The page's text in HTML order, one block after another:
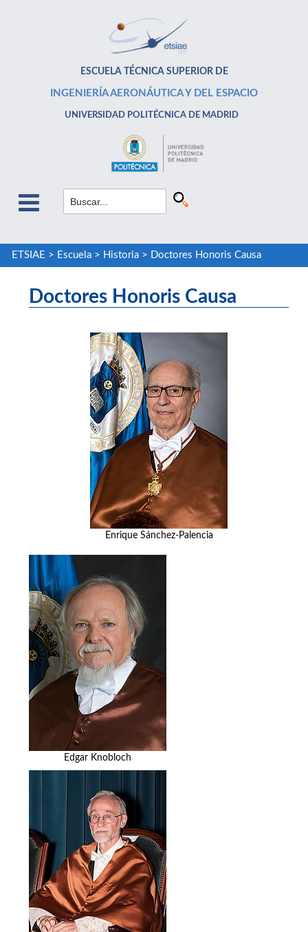
ESCUELA TÉCNICA SUPERIOR DE
INGENIERÍA AERONÁUTICA Y DEL ESPACIO
UNIVERSIDAD POLITÉCNICA DE MADRID
ETSIAE > Escuela> Historia> Doctores Honoris Causa
Doctores Honoris Causa
Enrique Sánchez-Palencia
Edgar Knobloch